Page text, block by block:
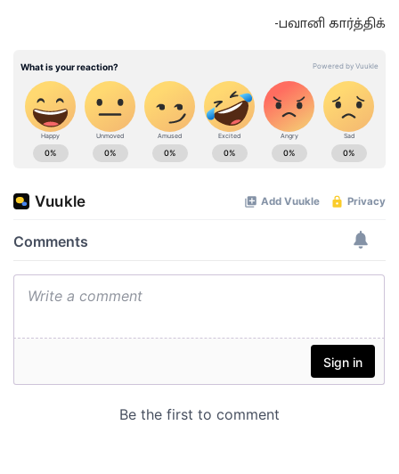
-பவானி கார்த்திக்